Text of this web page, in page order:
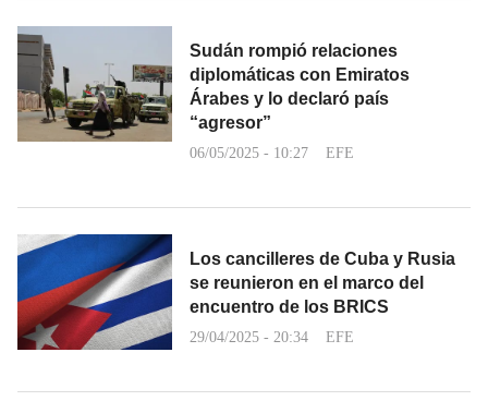
Sudán rompió relaciones
diplomáticas con Emiratos
Árabes y lo declaró país
“agresor”
06/05/2025 - 10:27 EFE
Los cancilleres de Cuba y Rusia
se reunieron en el marco del
encuentro de los BRICS
29/04/2025 - 20:34 EFE